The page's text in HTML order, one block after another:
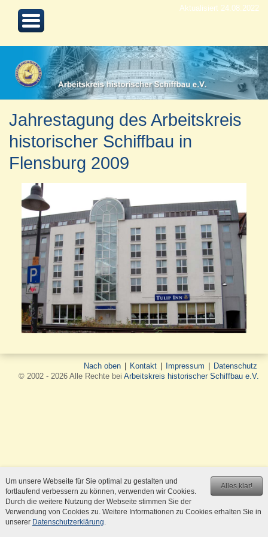
Aktualisiert 24.08.2022
Jahrestagung des Arbeitskreis
historischer Schiffbau in
Flensburg 2009
Nach oben Kontakt Impressum
Datenschutz
© 2002 - 2026 Alle Rechte bei Arbeitskreis historischer Schiffbau e.V.
Alles klar!
Um unsere Webseite für Sie optimal zu gestalten und
fortlaufend verbessern zu können, verwenden wir Cookies.
Durch die weitere Nutzung der Webseite stimmen Sie der
Verwendung von Cookies zu. Weitere Informationen zu Cookies erhalten Sie in
unserer Datenschutzerklärung